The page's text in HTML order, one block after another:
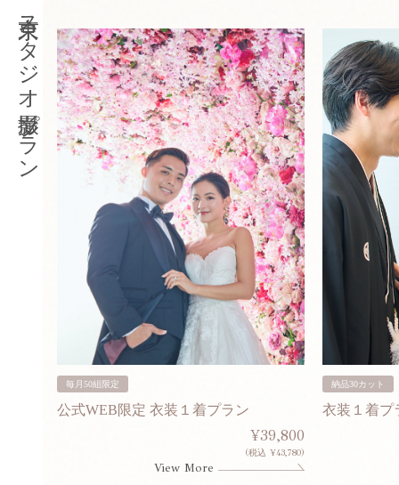
東京スタジオ撮影プラン
毎月50組限定
公式WEB限定 衣装１着プラン
¥39,800
(税込 ¥43,780)
View More
納品30カット
衣装１着プ